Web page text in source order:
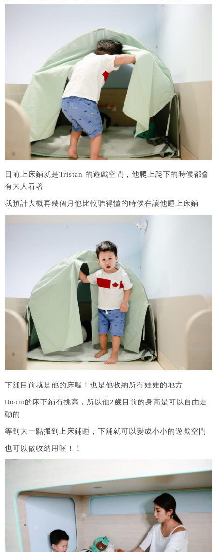
目前上床鋪就是Tristan 的遊戲空間，他爬上爬下的時候都會
有大人看著
我預計大概再幾個月他比較聽得懂的時候在讓他睡上床鋪
下舖目前就是他的床喔！也是他收納所有娃娃的地方
iloom的床下鋪有挑高，所以他2歲目前的身高是可以自由走
動的
等到大一點搬到上床鋪睡，下舖就可以變成小小的遊戲空間
也可以做收納用喔！！